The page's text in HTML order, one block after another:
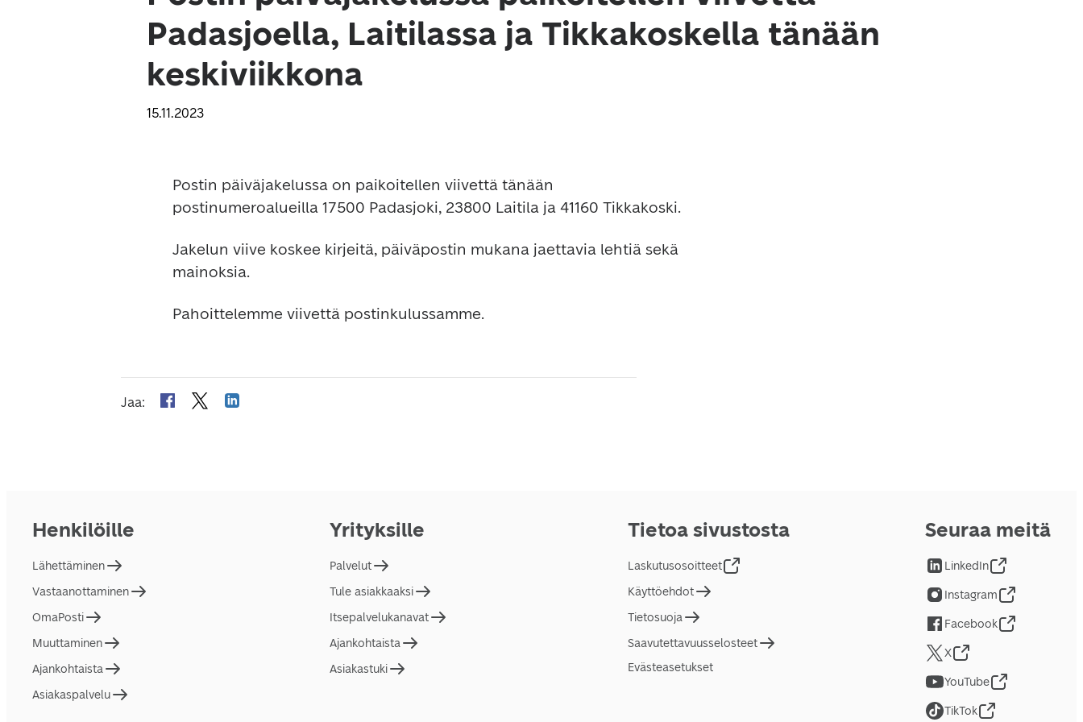
Padasjoella, Laitilassa ja Tikkakoskella tänään
keskiviikkona
15.11.2023
Postin päiväjakelussa on paikoitellen viivettä tänään
postinumeroalueilla 17500 Padasjoki, 23800 Laitila ja 41160 Tikkakoski.
Jakelun viive koskee kirjeitä, päiväpostin mukana jaettavia lehtiä sekä
mainoksia.
Pahoittelemme viivettä postinkulussamme.
Jaa:
Henkilöille
Lähettäminen
Vastaanottaminen
OmaPosti
Muuttaminen
Ajankohtaista
Asiakaspalvelu
Yrityksille
Palvelut
Tule asiakkaaksi
Itsepalvelukanavat
Ajankohtaista
Asiakastuki
Tietoa sivustosta
Laskutusosoitteet
Käyttöehdot
Tietosuoja
Saavutettavuusselosteet
Evästeasetukset
Seuraa meitä
LinkedIn
Instagram
Facebook
X
YouTube
TikTok